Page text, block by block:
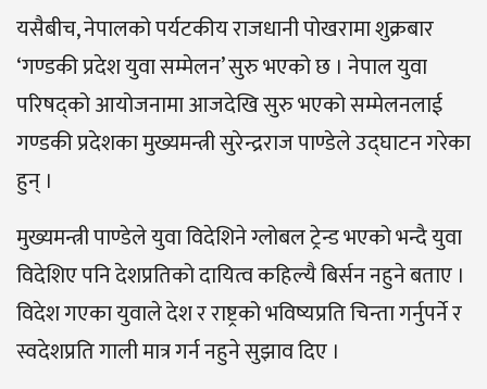
यसैबीच, नेपालको पर्यटकीय राजधानी पोखरामा शुक्रबार
‘गण्डकी प्रदेश युवा सम्मेलन’ सुरु भएको छ । नेपाल युवा
परिषद्को आयोजनामा आजदेखि सुरु भएको सम्मेलनलाई
गण्डकी प्रदेशका मुख्यमन्त्री सुरेन्द्रराज पाण्डेले उद्घाटन गरेका
हुन् ।
मुख्यमन्त्री पाण्डेले युवा विदेशिने ग्लोबल ट्रेन्ड भएको भन्दै युवा
विदेशिए पनि देशप्रतिको दायित्व कहिल्यै बिर्सन नहुने बताए ।
विदेश गएका युवाले देश र राष्ट्रको भविष्यप्रति चिन्ता गर्नुपर्ने र
स्वदेशप्रति गाली मात्र गर्न नहुने सुझाव दिए ।